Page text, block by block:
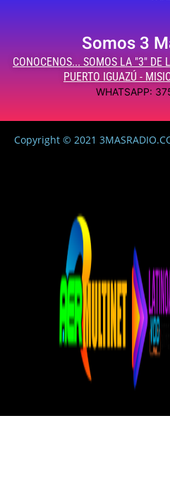
Somos 3
CONOCENOS... SOMOS LA "3" DE
PUERTO IGUAZÚ -
WHATSAPP:
Copyright © 2021